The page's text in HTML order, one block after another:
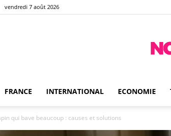
vendredi 7 août 2026
FRANCE INTERNATIONAL ECONOMIE
qui bave beaucoup : causes et solutions